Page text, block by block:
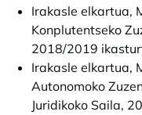
Irakasle elkartua,
Konplutentseko
2018/2019
Irakasle elkartua,
Autonomoko
Juridikoko Saila,